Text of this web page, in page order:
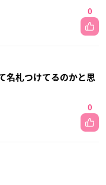
0
名札つけてるのかと思
0